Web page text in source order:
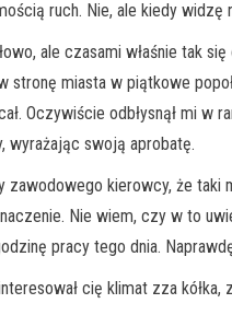
ruch. Nie, ale kiedy
ale czasami właśnie tak
miasta w piątkowe
Oczywiście odbłysnął mi
wyrażając swoją aprobatę.
kierowcy, że taki
Nie wiem, czy w to
pracy tego dnia.
cię klimat zza